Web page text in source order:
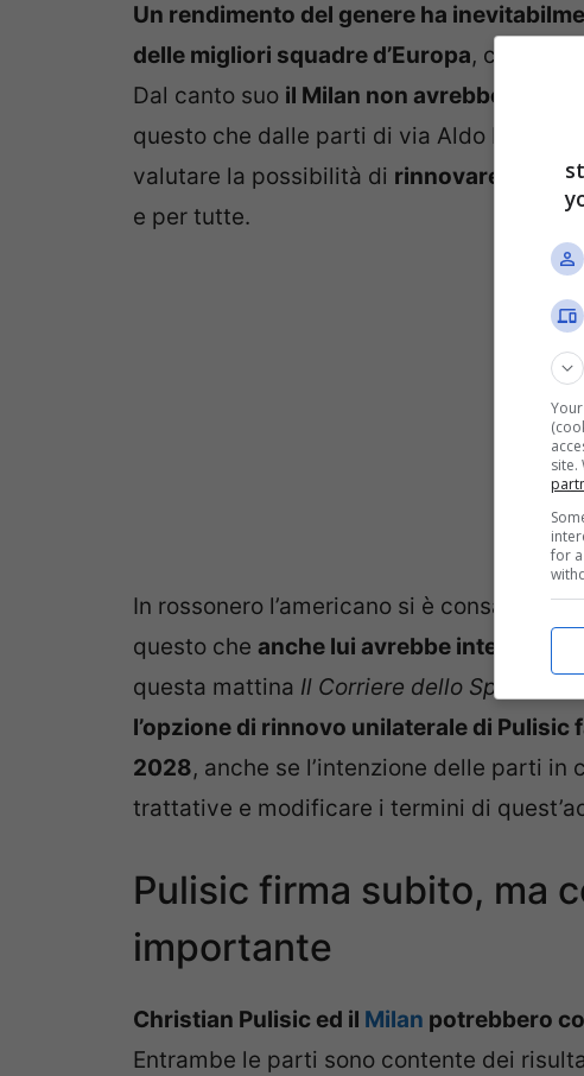
Un rendimento del genere ha
delle migliori squadre d’Europa, che in
Dal canto suo il Milan non avrebbe
questo che dalle parti di via Aldo Rossi si
valutare la possibilità di rinnovare il
e per tutte.
In rossonero l’americano si è
questo che anche lui avrebbe intenzione
questa mattina Il Corriere dello Sport
l’opzione di rinnovo unilaterale di
2028, anche se l’intenzione delle parti
trattative e modificare i termini di
Pulisic firma subito, ma
importante
Christian Pulisic ed il Milan potrebbero
Entrambe le parti sono contente dei
site.
for